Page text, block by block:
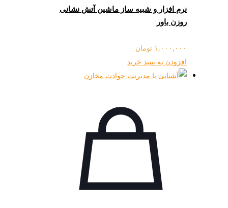
نرم افزار و شبیه ساز ماشین آتش نشانی
روزن باور
۱,۰۰۰,۰۰۰ تومان
افزودن به سبد خرید